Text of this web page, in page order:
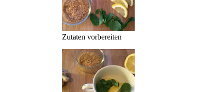
Zutaten vorbereiten